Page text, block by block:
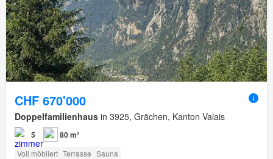
CHF 670'000
Doppelfamilienhaus in 3925, Grächen, Kanton Valais
5 80 m²
Voll möbliert Terrasse Sauna